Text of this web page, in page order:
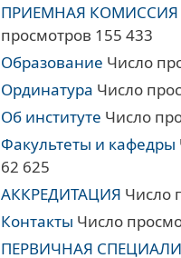
ПРИЕМНАЯ КОМИССИЯ
просмотров 155 433
Образование Число
Ординатура Число
Об институте Число
Факультеты и кафедры
62 625
АККРЕДИТАЦИЯ Число
Контакты Число
ПЕРВИЧНАЯ